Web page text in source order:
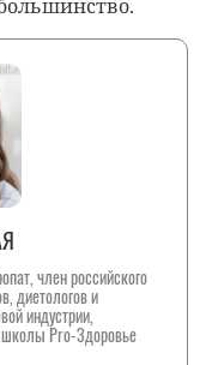
член российского
диетологов и
индустрии,
школы Pro-Здоровье